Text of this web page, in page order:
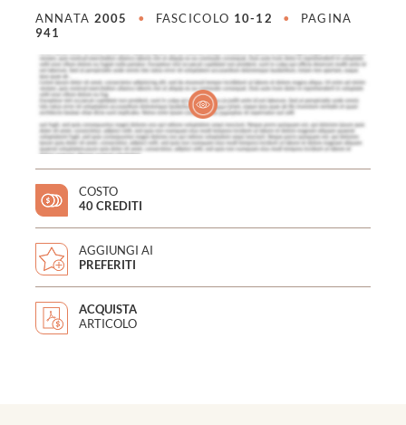
ANNATA 2005 • FASCICOLO 10-12 •
PAGINA
941
COSTO
40 CREDITI
AGGIUNGI AI
PREFERITI
ACQUISTA
ARTICOLO